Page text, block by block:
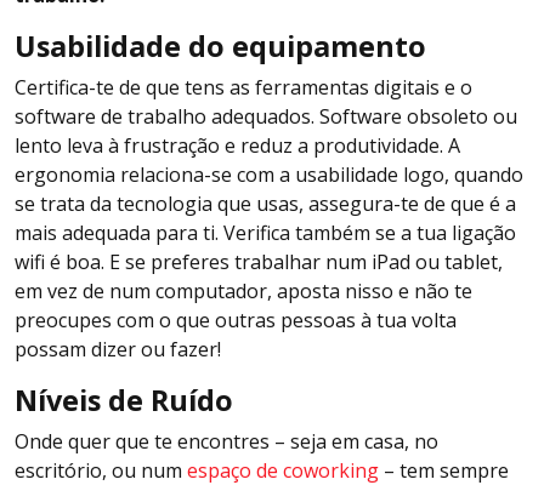
Usabilidade do equipamento
Certifica-te de que tens as ferramentas digitais e o
software de trabalho adequados. Software obsoleto ou
lento leva à frustração e reduz a produtividade. A
ergonomia relaciona-se com a usabilidade logo, quando
se trata da tecnologia que usas, assegura-te de que é a
mais adequada para ti. Verifica também se a tua ligação
wifi é boa. E se preferes trabalhar num iPad ou tablet,
em vez de num computador, aposta nisso e não te
preocupes com o que outras pessoas à tua volta
possam dizer ou fazer!
Níveis de Ruído
Onde quer que te encontres – seja em casa, no
escritório, ou num espaço de coworking – tem sempre